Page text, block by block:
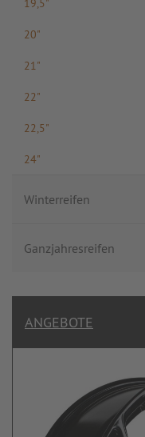
20"
21"
22"
22,5"
24"
Winterreifen
Ganzjahresreifen
ANGEBOTE